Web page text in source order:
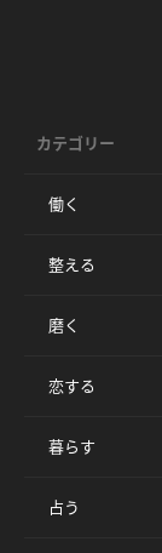
カテゴリー
働く
整える
磨く
恋する
暮らす
占う